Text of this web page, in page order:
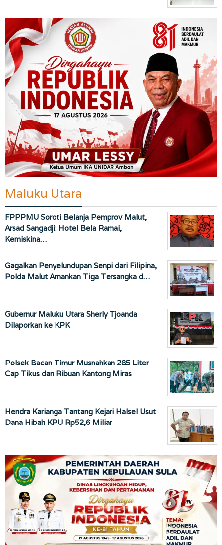
Maluku Utara
FPPPMU Soroti Belanja Pemprov Malut,
Arsad Sangadji: Hotel Bela Ramai,
Kemiskina…
Gagalkan Penyelundupan Senpi dari Filipina,
Polda Malut Amankan Tiga Tersangka d…
Gubernur Maluku Utara Sherly Tjoanda
Dilaporkan ke KPK
Polsek Bacan Timur Musnahkan 285 Liter
Cap Tikus dan Ribuan Kantong Miras
Hendra Karianga Tantang Kejari Halsel Usut
Dana Hibah KPU Rp52,6 Miliar